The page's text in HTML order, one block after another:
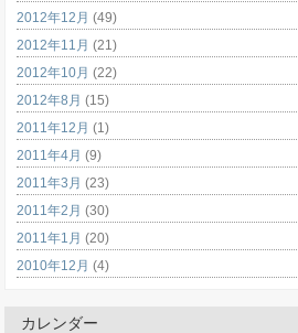
2012年12月 (49)
2012年11月 (21)
2012年10月 (22)
2012年8月 (15)
2011年12月 (1)
2011年4月 (9)
2011年3月 (23)
2011年2月 (30)
2011年1月 (20)
2010年12月 (4)
カレンダー